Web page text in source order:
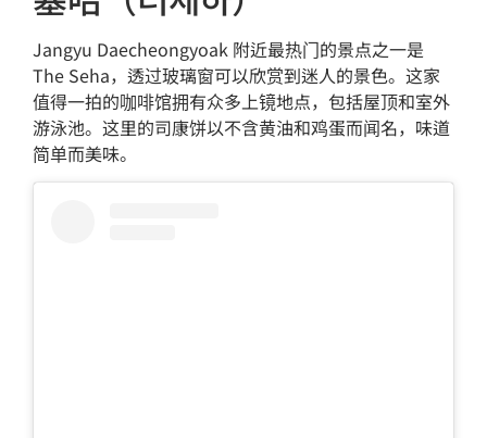
Jangyu Daecheongyoak 附近最热门的景点之一是
The Seha，透过玻璃窗可以欣赏到迷人的景色。这家
值得一拍的咖啡馆拥有众多上镜地点，包括屋顶和室外
游泳池。这里的司康饼以不含黄油和鸡蛋而闻名，味道
简单而美味。